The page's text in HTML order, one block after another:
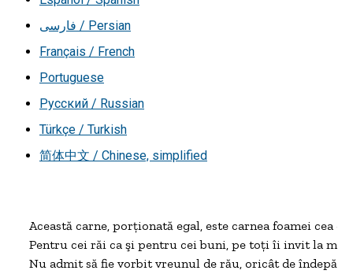
فارسی / Persian
Français / French
Portuguese
Русский / Russian
Türkçe / Turkish
简体中文 / Chinese, simplified
Această carne, porţionată egal, este carnea foamei cea
Pentru cei răi ca şi pentru cei buni, pe toţi îi invit la
Nu admit să fie vorbit vreunul de rău, oricât de